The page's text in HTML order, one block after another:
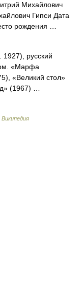
Михайлович
Гипси Дата
рождения …
русский
«Марфа
«Великий стол»
(1967) …
Википедия